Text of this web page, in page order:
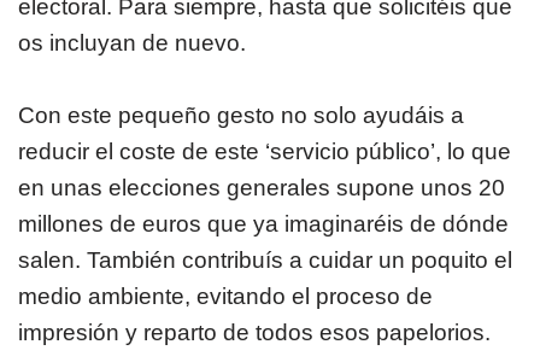
electoral. Para siempre, hasta que solicitéis que
os incluyan de nuevo.
Con este pequeño gesto no solo ayudáis a
reducir el coste de este ‘servicio público’, lo que
en unas elecciones generales supone unos 20
millones de euros que ya imaginaréis de dónde
salen. También contribuís a cuidar un poquito el
medio ambiente, evitando el proceso de
impresión y reparto de todos esos papelorios.